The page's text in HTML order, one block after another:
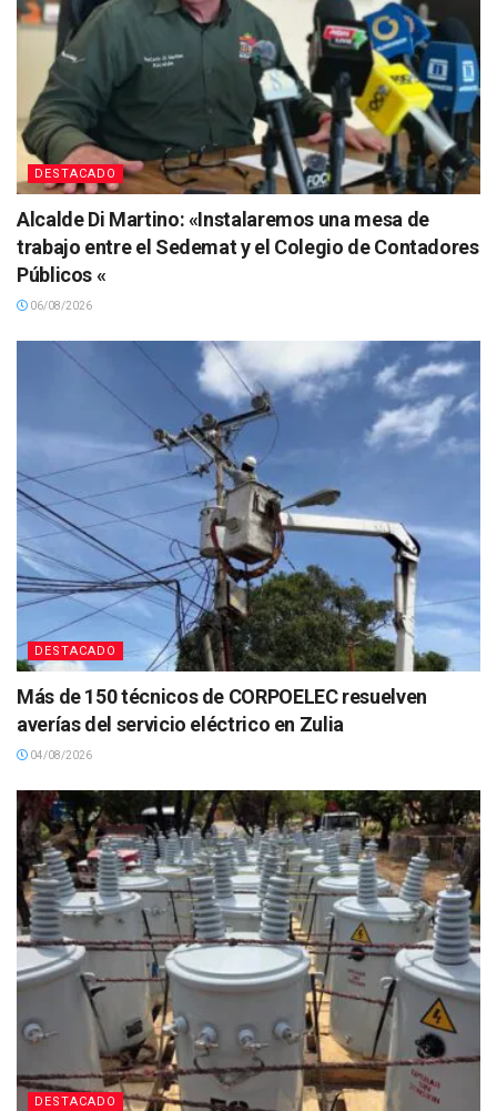
DESTACADO
Alcalde Di Martino: «Instalaremos una mesa de
trabajo entre el Sedemat y el Colegio de Contadores
Públicos «
06/08/2026
DESTACADO
Más de 150 técnicos de CORPOELEC resuelven
averías del servicio eléctrico en Zulia
04/08/2026
DESTACADO